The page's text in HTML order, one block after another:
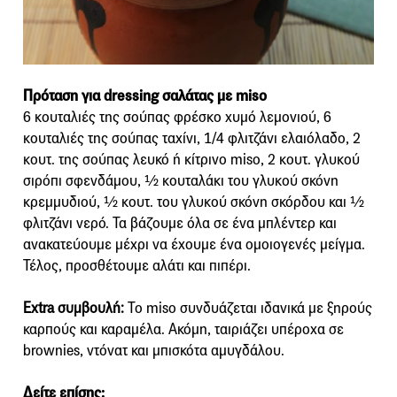
Πρόταση για dressing σαλάτας με miso
6 κουταλιές της σούπας φρέσκο ​​χυμό λεμονιού, 6
κουταλιές της σούπας ταχίνι, 1/4 φλιτζάνι ελαιόλαδο, 2
κουτ. της σούπας λευκό ή κίτρινο miso, 2 κουτ. γλυκού
σιρόπι σφενδάμου, 1⁄2 κουταλάκι του γλυκού σκόνη
κρεμμυδιού, 1⁄2 κουτ. του γλυκού σκόνη σκόρδου και 1⁄2
φλιτζάνι νερό. Τα βάζουμε όλα σε ένα μπλέντερ και
ανακατεύουμε μέχρι να έχουμε ένα ομοιογενές μείγμα.
Τέλος, προσθέτουμε αλάτι και πιπέρι.
Εxtra συμβουλή:Το miso συνδυάζεται ιδανικά με ξηρούς
καρπούς και καραμέλα. Ακόμη, ταιριάζει υπέροχα σε
brownies, ντόνατ και μπισκότα αμυγδάλου.
Δείτε επίσης: